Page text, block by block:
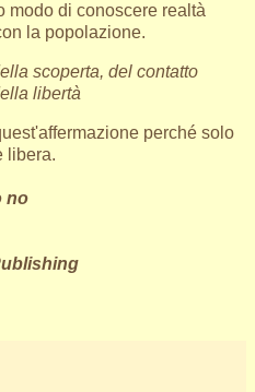
modo di conoscere realtà
la popolazione.
scoperta, del contatto
libertà
perché solo
libera.
no